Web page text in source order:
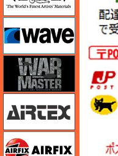
ウェーブ
ウォーマス
エアテックス